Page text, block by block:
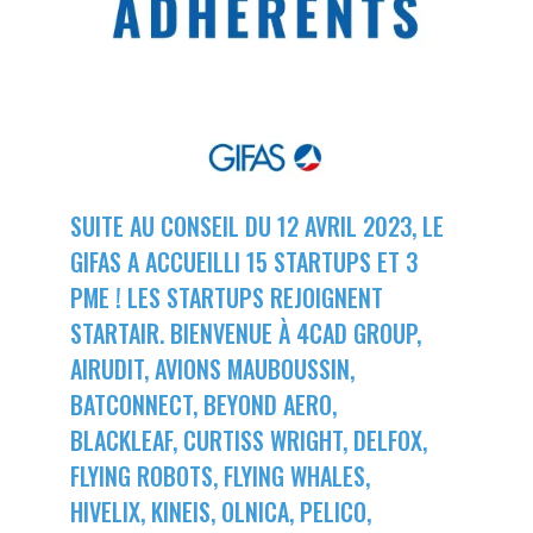
LE GIFAS
NOS MISSIONS
NOTRE HISTOIRE
LE CONSEIL DU GIFAS
L’ÉQUIPE DU GIFAS
NOS RÉSEAUX À L'INTERNATIONAL
FONCTIONNEMENT
GEADS
COMITÉ AERO PME
STARTAIR
ACCOMPAGNEMENT DE NOS ADHÉRENTS
LES PROGRAMMES DU GIFAS
UN ÉCOSYSTÈME INTÉGRÉ ET COHÉRENT
LA MÉDIATION
LA MÉDIATION DANS LA FILIÈRE AÉRONAUTIQUE ET SPATIALE
LE SALON DU BOURGET
SUITE AU CONSEIL DU 12 AVRIL 2023, LE
GIFAS A ACCUEILLI 15 STARTUPS ET 3
PME ! LES STARTUPS REJOIGNENT
STARTAIR. BIENVENUE À 4CAD GROUP,
AIRUDIT, AVIONS MAUBOUSSIN,
BATCONNECT, BEYOND AERO,
BLACKLEAF, CURTISS WRIGHT, DELFOX,
FLYING ROBOTS, FLYING WHALES,
HIVELIX, KINEIS, OLNICA, PELICO,
Rejoignez une filière d’excellence et développez
Découvrez les avantages d'adhérer au GIFAS.
Rencontres, salons, données sectorielles,
OUI NON